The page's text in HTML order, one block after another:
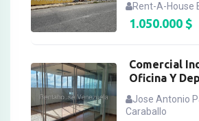
Rent-A-House
1.050.000$
Comercial
Oficina Y
Jose Antonio
Caraballo